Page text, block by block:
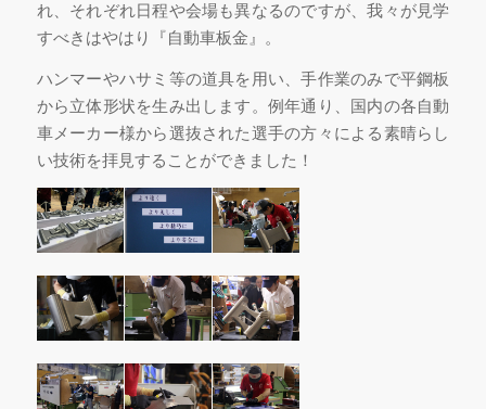
れ、それぞれ日程や会場も異なるのですが、我々が見学
すべきはやはり『自動車板金』。
ハンマーやハサミ等の道具を用い、手作業のみで平鋼板
から立体形状を生み出します。例年通り、国内の各自動
車メーカー様から選抜された選手の方々による素晴らし
い技術を拝見することができました！